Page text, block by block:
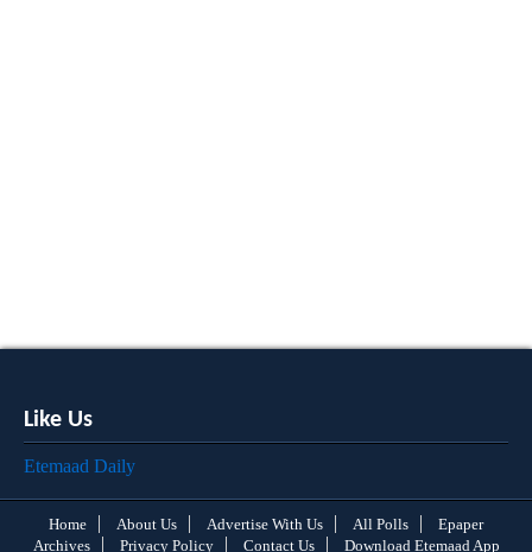
Like Us
Etemaad Daily
Home About Us Advertise With Us All Polls
Epaper
Archives
Privacy Policy Contact Us Download Etemaad App